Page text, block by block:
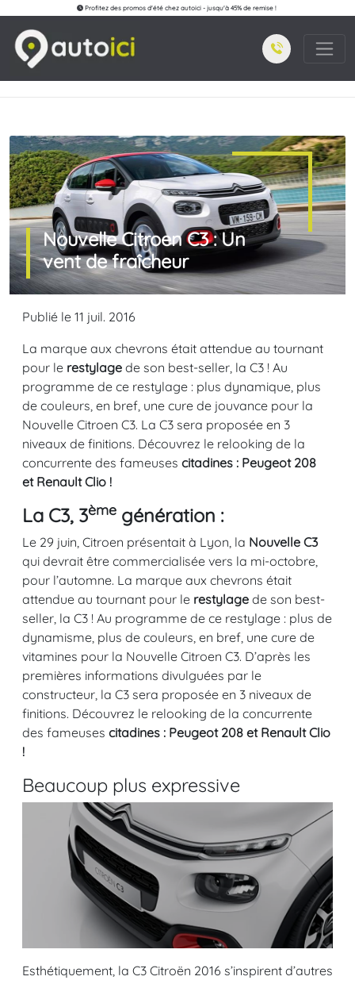
Profitez des promos d'été chez autoici - jusqu'à 45% de remise !
Nouvelle Citroen C3 : Un
vent de fraîcheur
Publié le 11 juil. 2016
La marque aux chevrons était attendue au tournant
pour le restylage de son best-seller, la C3 ! Au
programme de ce restylage : plus dynamique, plus
de couleurs, en bref, une cure de jouvance pour la
Nouvelle Citroen C3. La C3 sera proposée en 3
niveaux de finitions. Découvrez le relooking de la
concurrente des fameuses citadines : Peugeot 208
et Renault Clio !
La C3, 3ème génération :
Le 29 juin, Citroen présentait à Lyon, la Nouvelle C3
qui devrait être commercialisée vers la mi-octobre,
pour l’automne. La marque aux chevrons était
attendue au tournant pour le restylage de son best-
seller, la C3 ! Au programme de ce restylage : plus de
dynamisme, plus de couleurs, en bref, une cure de
vitamines pour la Nouvelle Citroen C3. D’après les
premières informations divulguées par le
constructeur, la C3 sera proposée en 3 niveaux de
finitions. Découvrez le relooking de la concurrente
des fameuses citadines : Peugeot 208 et Renault Clio
!
Beaucoup plus expressive
Esthétiquement, la C3 Citroën 2016 s’inspirent d’autres